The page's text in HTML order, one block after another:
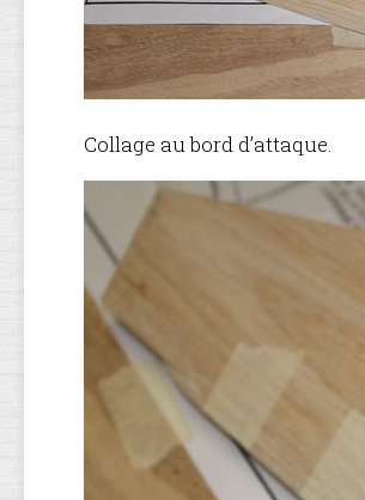
Collage au bord d’attaque.